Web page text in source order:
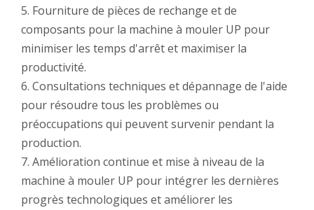
5. Fourniture de pièces de rechange et de
composants pour la machine à mouler UP pour
minimiser les temps d'arrêt et maximiser la
productivité.
6. Consultations techniques et dépannage de l'aide
pour résoudre tous les problèmes ou
préoccupations qui peuvent survenir pendant la
production.
7. Amélioration continue et mise à niveau de la
machine à mouler UP pour intégrer les dernières
progrès technologiques et améliorer les